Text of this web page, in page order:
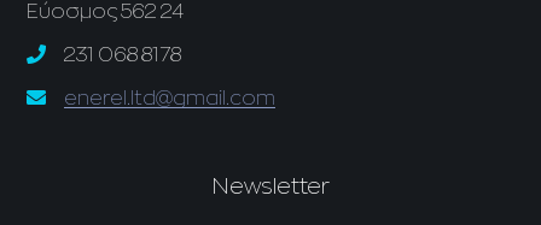
Εύοσμος 562 24
231 068 8178
enerel.ltd@gmail.com
Newsletter